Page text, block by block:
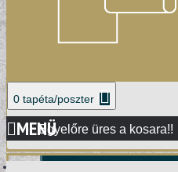
0 tapéta/poszter
Egyelőre üres a kosara!!
MENÜ